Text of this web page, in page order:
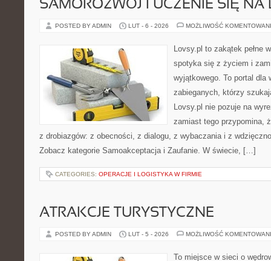
SAMOROZWÓJ I UCZENIE SIĘ NA
POSTED BY ADMIN LUT - 6 - 2026 MOŻLIWOŚĆ
Lovsy.pl to zakątek pełne
spotyka się z życiem i
wyjątkowego. To portal dla
zabieganych, którzy
Lovsy.pl nie pozuje na
zamiast tego przypomina,
z drobiazgów: z obecności, z dialogu, z wybaczania i z
Zobacz kategorie Samoakceptacja i Zaufanie. W świecie, […]
CATEGORIES: OPERACJE I LOGISTYKA W FIRMIE
ATRAKCJE TURYSTYCZNE
POSTED BY ADMIN LUT - 5 - 2026 MOŻLIWOŚĆ
To miejsce w sieci o